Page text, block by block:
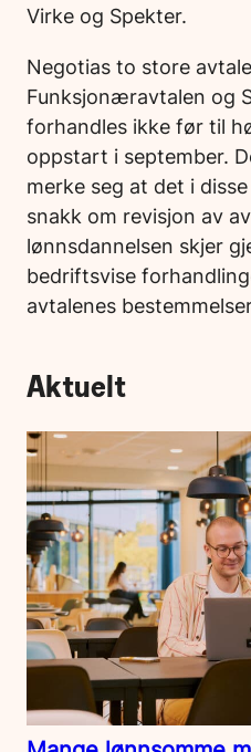
Virke og Spekter.
Negotias to store
Funksjonæravtalen og
forhandles ikke før til
oppstart i september.
merke seg at det i
snakk om revisjon av
lønnsdannelsen skjer
bedriftsvise
avtalenes
Aktuelt